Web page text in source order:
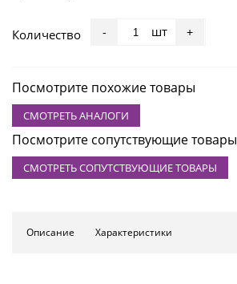
Количество - шт +
Посмотрите похожие товары
СМОТРЕТЬ АНАЛОГИ
Посмотрите сопутствующие товары
СМОТРЕТЬ СОПУТСТВУЮЩИЕ ТОВАРЫ
Описание Характеристики